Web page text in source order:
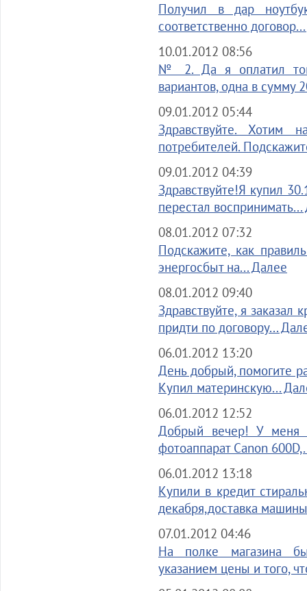
Получил в дар
соответственно
10.01.2012 08:56
№ 2. Да я оплатил
вариантов, одна в сумму
09.01.2012 05:44
Здравствуйте. Хотим
потребителей.
09.01.2012 04:39
Здравствуйте!Я купил
перестал
08.01.2012 07:32
Подскажите, как
энергосбыт на... Далее
08.01.2012 09:40
Здравствуйте, я заказал
придти по договору...
06.01.2012 13:20
День добрый, помогите
Купил материнскую...
06.01.2012 12:52
Добрый вечер! У меня
фотоаппарат Canon
06.01.2012 13:18
Купили в кредит
декабря,доставка
07.01.2012 04:46
На полке магазина
указанием цены и того,